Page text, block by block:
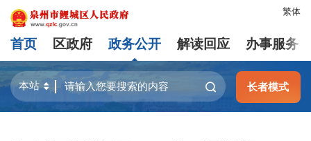
繁体
首页 区政府 政务公开 解读回应 办事服务
长者模式